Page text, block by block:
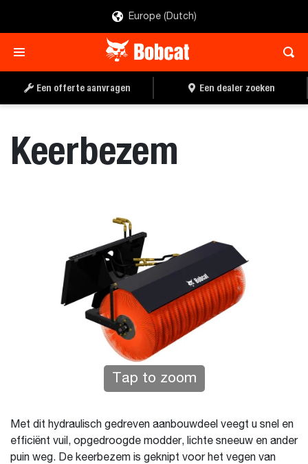
Europe (Dutch)
Een offerte aanvragen Een dealer zoeken
Keerbezem
Tap to zoom
Met dit hydraulisch gedreven aanbouwdeel veegt u snel en
efficiënt vuil, opgedroogde modder, lichte sneeuw en ander
puin weg. De keerbezem is geknipt voor het vegen van
OFFERTE AANVRAGEN EEN DEALER ZOEKEN